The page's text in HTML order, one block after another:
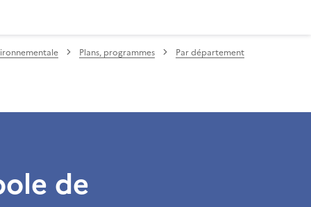
Plans, programmes Par département
de